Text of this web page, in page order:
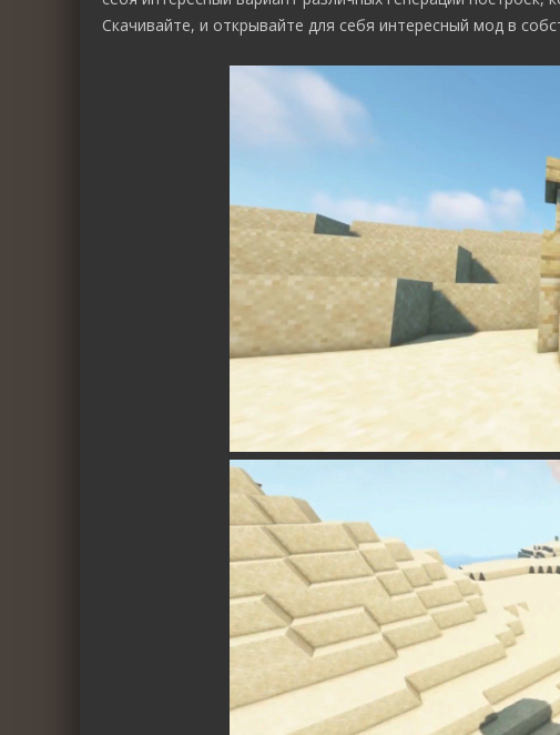
Скачивайте, и открывайте для себя интересный мод в